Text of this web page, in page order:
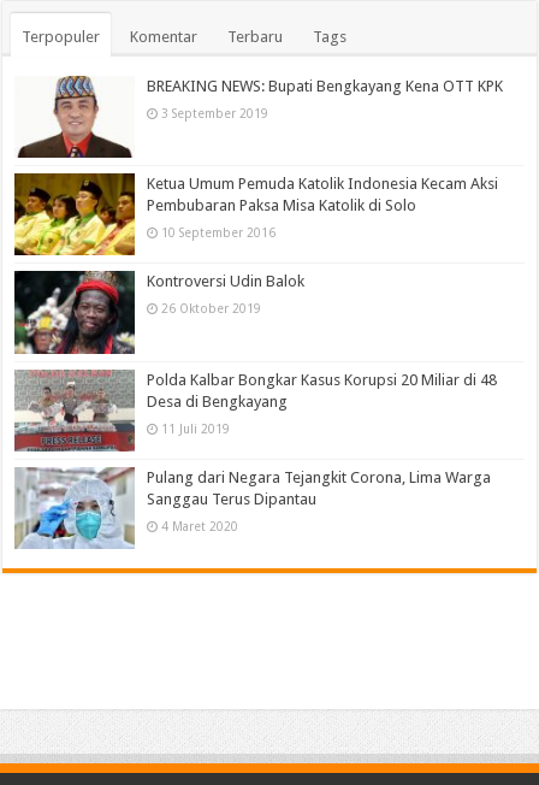
Terpopuler Komentar Terbaru Tags
BREAKING NEWS: Bupati Bengkayang Kena OTT KPK
3 September 2019
Ketua Umum Pemuda Katolik Indonesia Kecam Aksi
Pembubaran Paksa Misa Katolik di Solo
10 September 2016
Kontroversi Udin Balok
26 Oktober 2019
Polda Kalbar Bongkar Kasus Korupsi 20 Miliar di 48
Desa di Bengkayang
11 Juli 2019
Pulang dari Negara Tejangkit Corona, Lima Warga
Sanggau Terus Dipantau
4 Maret 2020